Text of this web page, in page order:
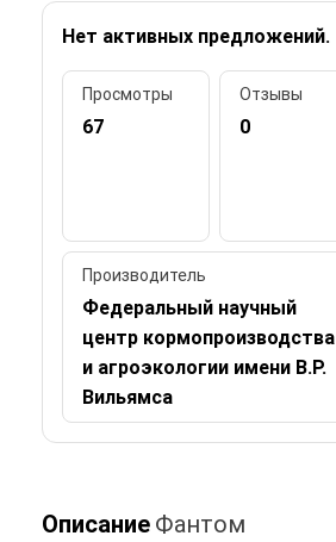
Нет активных предложений.
Просмотры
67
Отзывы
0
Производитель
Федеральный научный
центр кормопроизводства
и агроэкологии имени В.Р.
Вильямса
Описание Фантом